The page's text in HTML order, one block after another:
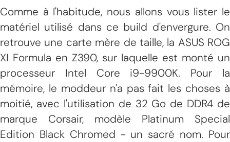
Comme à l'habitude, nous allons vous lister le
matériel utilisé dans ce build d'envergure. On
retrouve une carte mère de taille, la ASUS ROG
XI Formula en Z390, sur laquelle est monté un
processeur Intel Core i9-9900K. Pour la
mémoire, le moddeur n'a pas fait les choses à
moitié, avec l'utilisation de 32 Go de DDR4 de
marque Corsair, modèle Platinum Special
Edition Black Chromed - un sacré nom. Pour